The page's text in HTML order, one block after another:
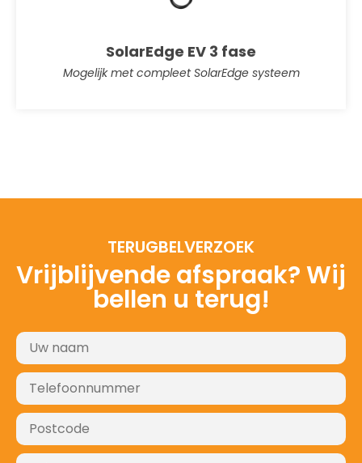
SolarEdge EV 3 fase
Mogelijk met compleet SolarEdge systeem
TERUGBELVERZOEK
Vrijblijvende afspraak? Wij
bellen u terug!